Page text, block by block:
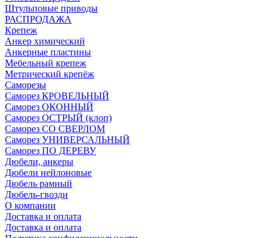
Штульповые приводы
РАСПРОДАЖА
Крепеж
Анкер химический
Анкерные пластины
Мебельный крепеж
Метрический крепёж
Саморезы
Саморез КРОВЕЛЬНЫЙ
Саморез ОКОННЫЙ
Саморез ОСТРЫЙ (клоп)
Саморез СО СВЕРЛОМ
Саморез УНИВЕРСАЛЬНЫЙ
Саморез ПО ДЕРЕВУ
Дюбели, анкеры
Дюбели нейлоновые
Дюбель рамный
Дюбель-гвозди
О компании
Доставка и оплата
Доставка и оплата